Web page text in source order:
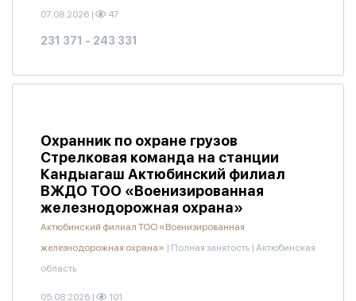
07.08.2026 | 47
231 371 - 243 331
Охранник по охране грузов
Стрелковая команда на станции
Кандыагаш Актюбинский филиал
ВЖДО ТОО «Военизированная
железнодорожная охрана»
Актюбинский филиал ТОО «Военизированная
железнодорожная охрана» | Полная занятость | Актюбинская
область
05.08.2026 | 101